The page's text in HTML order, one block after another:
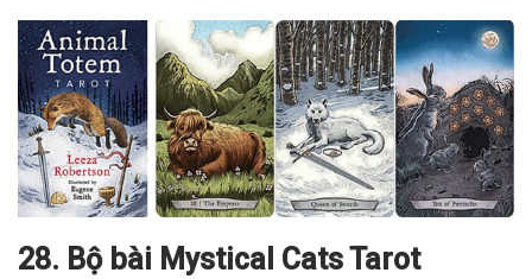
28. Bộ bài Mystical Cats Tarot